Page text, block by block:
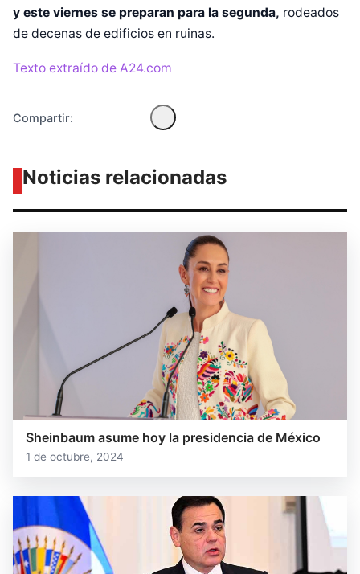
y este viernes se preparan para la segunda, rodeados
de decenas de edificios en ruinas.
Texto extraído de A24.com
Compartir:
Noticias relacionadas
Sheinbaum asume hoy la presidencia de México
1 de octubre, 2024